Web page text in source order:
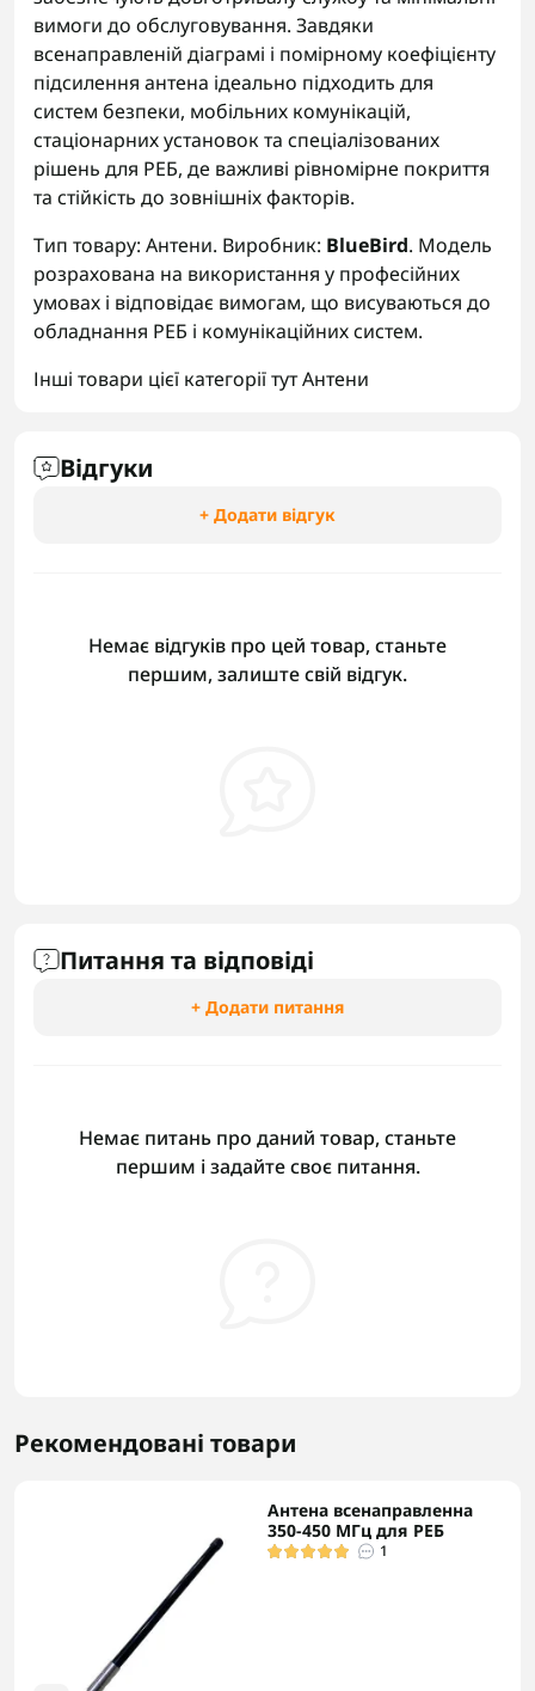
вимоги до обслуговування. Завдяки
всенаправленій діаграмі і помірному коефіцієнту
підсилення антена ідеально підходить для
систем безпеки, мобільних комунікацій,
стаціонарних установок та спеціалізованих
рішень для РЕБ, де важливі рівномірне покриття
та стійкість до зовнішніх факторів.
Тип товару: Антени. Виробник: BlueBird. Модель
розрахована на використання у професійних
умовах і відповідає вимогам, що висуваються до
обладнання РЕБ і комунікаційних систем.
Інші товари цієї категорії тутАнтени
Відгуки
+ Додати відгук
Немає відгуків про цей товар, станьте
першим, залиште свій відгук.
Питання та відповіді
+ Додати питання
Немає питань про даний товар, станьте
першим і задайте своє питання.
Рекомендовані товари
Антена всенаправленна
350-450 МГц для РЕБ
1